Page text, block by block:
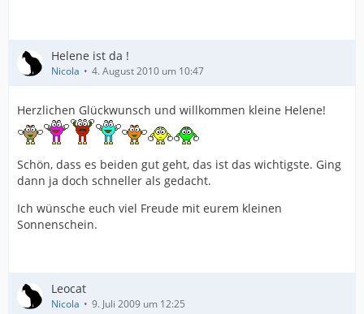
Helene ist da !
Nicola 4. August 2010 um 10:47
Herzlichen Glückwunsch und willkommen kleine Helene!
Schön, dass es beiden gut geht, das ist das wichtigste. Ging
dann ja doch schneller als gedacht.
Ich wünsche euch viel Freude mit eurem kleinen
Sonnenschein.
Leocat
Nicola 9. Juli 2009 um 12:25